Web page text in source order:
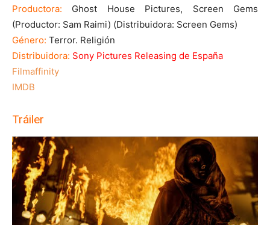
Productora: Ghost House Pictures, Screen Gems
(Productor: Sam Raimi) (Distribuidora: Screen Gems)
Género: Terror. Religión
Distribuidora: Sony Pictures Releasing de España
Filmaffinity
IMDB
Tráiler